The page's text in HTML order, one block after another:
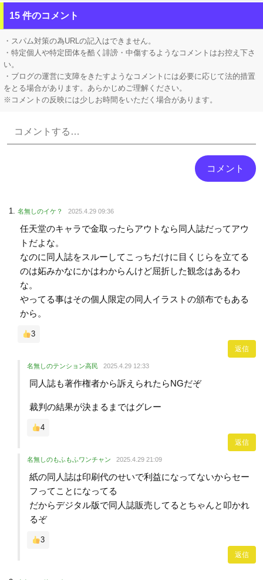
【悲報】 コンビニのおにぎり、誰も食べなくなる…
ボケて史上最強の作品 【画像】ボケて史上最強の作品、ついに決まるｗｗｗｗｗｗｗｗ
15 件のコメント
・スパム対策の為URLの記入はできません。
・特定個人や特定団体を酷く誹謗・中傷するようなコメントはお控え下さ
い。
・ブログの運営に支障をきたすようなコメントには必要に応じて法的措置
をとる場合があります。あらかじめご理解ください。
※コメントの反映には少しお時間をいただく場合があります。
名無しのイケ？ 2025.4.29 09:36
任天堂のキャラで金取ったらアウトなら同人誌だってアウ
トだよな。
なのに同人誌をスルーしてこっちだけに目くじらを立てる
のは妬みかなにかはわからんけど屈折した観念はあるわ
な。
やってる事はその個人限定の同人イラストの頒布でもある
から。
3
返信
名無しのテンション高民 2025.4.29 12:33
同人誌も著作権者から訴えられたらNGだぞ
裁判の結果が決まるまではグレー
4
返信
名無しのもふもふワンチャン 2025.4.29 21:09
紙の同人誌は印刷代のせいで利益になってないからセー
フってことになってる
だからデジタル版で同人誌販売してるとちゃんと叩かれ
るぞ
3
返信